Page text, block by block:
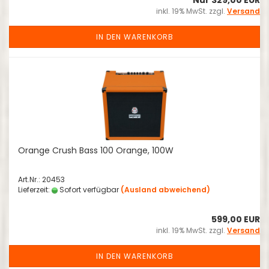
inkl. 19% MwSt. zzgl. Versand
IN DEN WARENKORB
Orange Crush Bass 100 Orange, 100W
Art.Nr.: 20453
Lieferzeit:
Sofort verfügbar (Ausland abweichend)
599,00 EUR
inkl. 19% MwSt. zzgl. Versand
IN DEN WARENKORB